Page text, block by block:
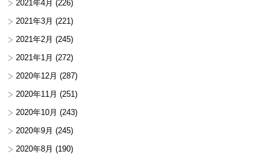
2021年4月 (226)
2021年3月 (221)
2021年2月 (245)
2021年1月 (272)
2020年12月 (287)
2020年11月 (251)
2020年10月 (243)
2020年9月 (245)
2020年8月 (190)